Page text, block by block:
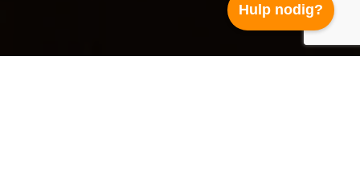
Hulp nodig?